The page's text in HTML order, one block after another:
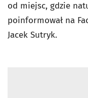
od miejsc, gdzie
poinformował na
Jacek Sutryk.